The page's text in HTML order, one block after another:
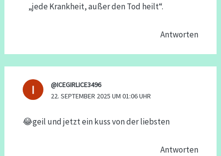
„jede Krankheit, außer den Tod heilt“.
Antworten
@ICEGIRLICE3496
22. SEPTEMBER 2025 UM 01:06 UHR
😂geil und jetzt ein kuss von der liebsten
Antworten